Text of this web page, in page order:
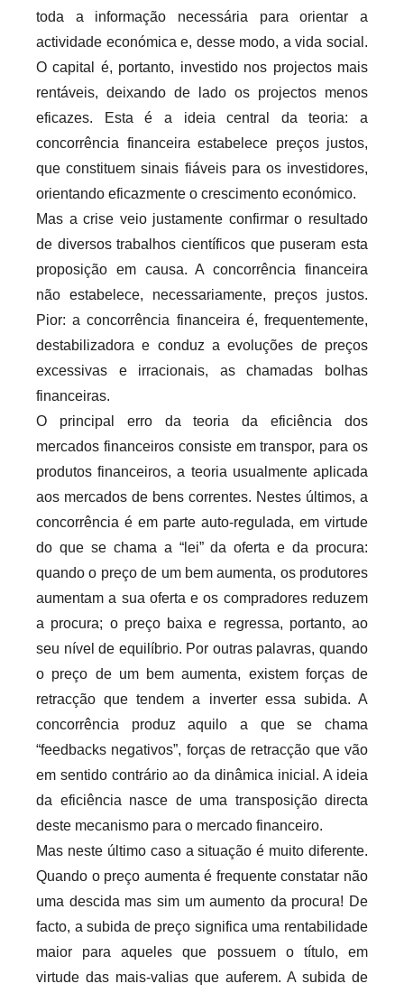
toda a informação necessária para orientar a
actividade económica e, desse modo, a vida social.
O capital é, portanto, investido nos projectos mais
rentáveis, deixando de lado os projectos menos
eficazes. Esta é a ideia central da teoria: a
concorrência financeira estabelece preços justos,
que constituem sinais fiáveis para os investidores,
orientando eficazmente o crescimento económico.
Mas a crise veio justamente confirmar o resultado
de diversos trabalhos científicos que puseram esta
proposição em causa. A concorrência financeira
não estabelece, necessariamente, preços justos.
Pior: a concorrência financeira é, frequentemente,
destabilizadora e conduz a evoluções de preços
excessivas e irracionais, as chamadas bolhas
financeiras.
O principal erro da teoria da eficiência dos
mercados financeiros consiste em transpor, para os
produtos financeiros, a teoria usualmente aplicada
aos mercados de bens correntes. Nestes últimos, a
concorrência é em parte auto-regulada, em virtude
do que se chama a “lei” da oferta e da procura:
quando o preço de um bem aumenta, os produtores
aumentam a sua oferta e os compradores reduzem
a procura; o preço baixa e regressa, portanto, ao
seu nível de equilíbrio. Por outras palavras, quando
o preço de um bem aumenta, existem forças de
retracção que tendem a inverter essa subida. A
concorrência produz aquilo a que se chama
“feedbacks negativos”, forças de retracção que vão
em sentido contrário ao da dinâmica inicial. A ideia
da eficiência nasce de uma transposição directa
deste mecanismo para o mercado financeiro.
Mas neste último caso a situação é muito diferente.
Quando o preço aumenta é frequente constatar não
uma descida mas sim um aumento da procura! De
facto, a subida de preço significa uma rentabilidade
maior para aqueles que possuem o título, em
virtude das mais-valias que auferem. A subida de